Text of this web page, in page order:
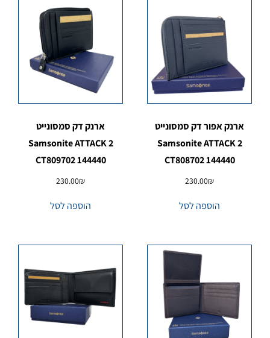
ארנק אפור דק סמסונייט
Samsonite ATTACK 2
CT808702 144440
230.00₪
הוספה לסל
ארנק דק סמסונייט
Samsonite ATTACK 2
CT809702 144440
230.00₪
הוספה לסל